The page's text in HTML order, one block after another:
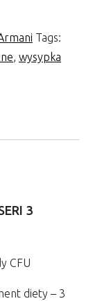
Tags:
wysypka
3
CFU
diety – 3